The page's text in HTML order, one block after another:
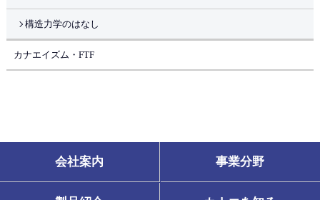
構造力学のはなし
カナエイズム・FTF
会社案内 事業分野